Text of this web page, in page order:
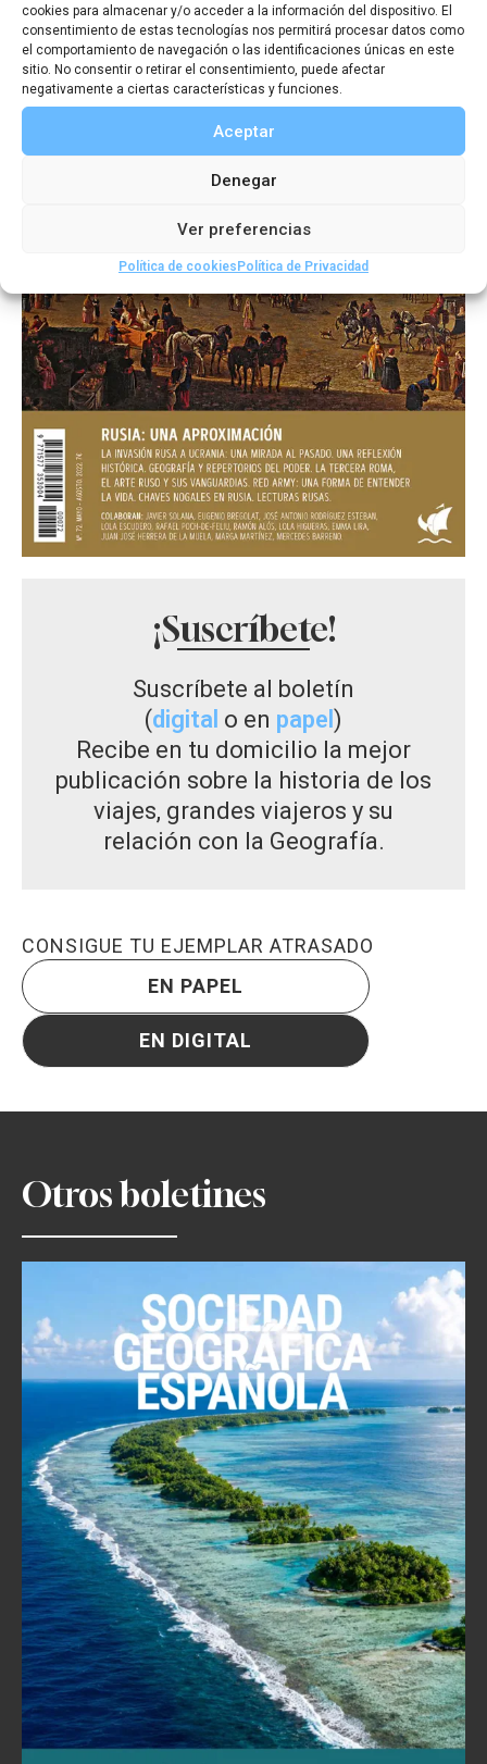
cookies para almacenar y/o acceder a la información del dispositivo. El
consentimiento de estas tecnologías nos permitirá procesar datos como
el comportamiento de navegación o las identificaciones únicas en este
sitio. No consentir o retirar el consentimiento, puede afectar
negativamente a ciertas características y funciones.
Aceptar
Denegar
Ver preferencias
Política de cookies Política de Privacidad
¡Suscríbete!
Suscríbete al boletín
(digital o en papel )
Recibe en tu domicilio la mejor
publicación sobre la historia de los
viajes, grandes viajeros y su
relación con la Geografía.
CONSIGUE TU EJEMPLAR ATRASADO
EN PAPEL
EN DIGITAL
Otros boletines